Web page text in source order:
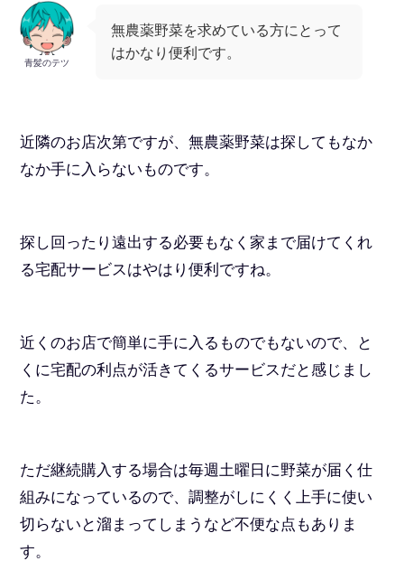
青髪のテツ
無農薬野菜を求めている方にとって
はかなり便利です。
近隣のお店次第ですが、無農薬野菜は探してもなか
なか手に入らないものです。
探し回ったり遠出する必要もなく家まで届けてくれ
る宅配サービスはやはり便利ですね。
近くのお店で簡単に手に入るものでもないので、と
くに宅配の利点が活きてくるサービスだと感じまし
た。
ただ継続購入する場合は毎週土曜日に野菜が届く仕
組みになっているので、調整がしにくく上手に使い
切らないと溜まってしまうなど不便な点もありま
す。